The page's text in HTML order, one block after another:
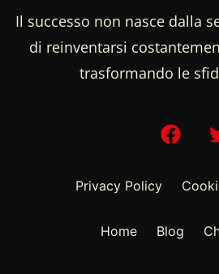
Il successo non nasce dalla
di reinventarsi
trasformando le
Privacy Policy
Home Blog